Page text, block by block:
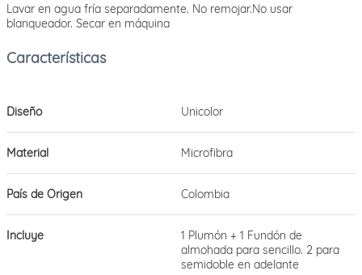
Lavar en agua fría separadamente. No remojar.No usar
blanqueador. Secar en máquina
Diseño Unicolor
Material Microfibra
País de Origen Colombia
Incluye
1 Plumón + 1 Fundón de
almohada para sencillo. 2 para
semidoble en adelante